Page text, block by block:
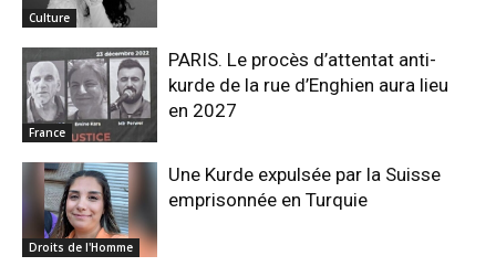
Culture
France
PARIS. Le procès d’attentat anti-
kurde de la rue d’Enghien aura lieu
en 2027
Droits de l'Homme
Une Kurde expulsée par la Suisse
emprisonnée en Turquie